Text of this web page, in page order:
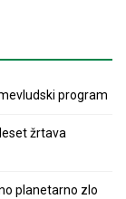
program
žrtava
planetarno zlo